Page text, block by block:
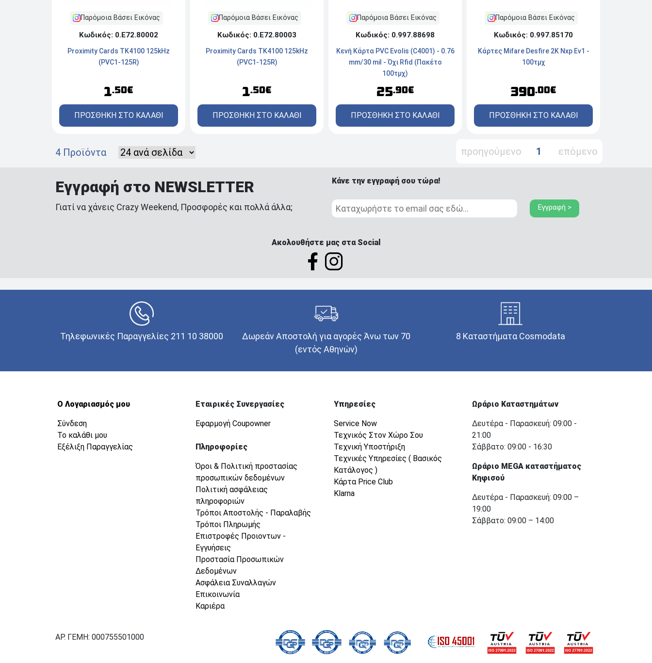
Παρόμοια Βάσει Εικόνας
Κωδικός: 0.Ε72.80002
Proximity Cards TK4100 125kHz
(PVC1-125R)
1.50€
ΠΡΟΣΘΗΚΗ ΣΤΟ ΚΑΛΑΘΙ
Παρόμοια Βάσει Εικόνας
Κωδικός: 0.Ε72.80003
Proximity Cards TK4100 125kHz
(PVC1-125R)
1.50€
ΠΡΟΣΘΗΚΗ ΣΤΟ ΚΑΛΑΘΙ
Παρόμοια Βάσει Εικόνας
Κωδικός: 0.997.88698
Κενή Κάρτα PVC Evolis (C4001) - 0.76
mm/30 mil - Όχι Rfid (Πακέτο
100τμχ)
25.90€
ΠΡΟΣΘΗΚΗ ΣΤΟ ΚΑΛΑΘΙ
Παρόμοια Βάσει Εικόνας
Κωδικός: 0.997.85170
Κάρτες Mifare Desfire 2K Nxp Ev1 -
100τμχ
390.00€
ΠΡΟΣΘΗΚΗ ΣΤΟ ΚΑΛΑΘΙ
4 Προϊόντα προηγούμενο 1 επόμενο
Εγγραφή στο NEWSLETTER
Γιατί να χάνεις Crazy Weekend, Προσφορές και πολλά άλλα;
Κάνε την εγγραφή σου τώρα!
Εγγραφή >
Ακολουθήστε μας στα Social
Τηλεφωνικές Παραγγελίες 211 10 38000
Δωρεάν Αποστολή για αγορές Άνω των 70
(εντός Αθηνών)
8 Καταστήματα Cosmodata
Ο Λογαριασμός μου
Σύνδεση
Το καλάθι μου
Εξέλιξη Παραγγελίας
Εταιρικές Συνεργασίες
Εφαρμογή Coupowner
Πληροφορίες
Όροι & Πολιτική προστασίας
προσωπικών δεδομένων
Πολιτική ασφάλειας
πληροφοριών
Τρόποι Αποστολής - Παραλαβής
Τρόποι Πληρωμής
Επιστροφές Προιοντων -
Εγγυήσεις
Προστασία Προσωπικών
Δεδομένων
Ασφάλεια Συναλλαγών
Επικοινωνία
Καριέρα
Υπηρεσίες
Service Now
Τεχνικός Στον Χώρο Σου
Τεχνική Υποστήριξη
Τεχνικές Υπηρεσίες ( Βασικός
Κατάλογος )
Κάρτα Price Club
Klarna
Ωράριο Καταστημάτων
Δευτέρα - Παρασκευή: 09:00 -
21:00
Σάββατο: 09:00 - 16:30
Ωράριο MEGA καταστήματος
Κηφισού
Δευτέρα - Παρασκευή: 09:00 –
19:00
Σάββατο: 09:00 – 14:00
ΑΡ. ΓΕΜΗ: 000755501000